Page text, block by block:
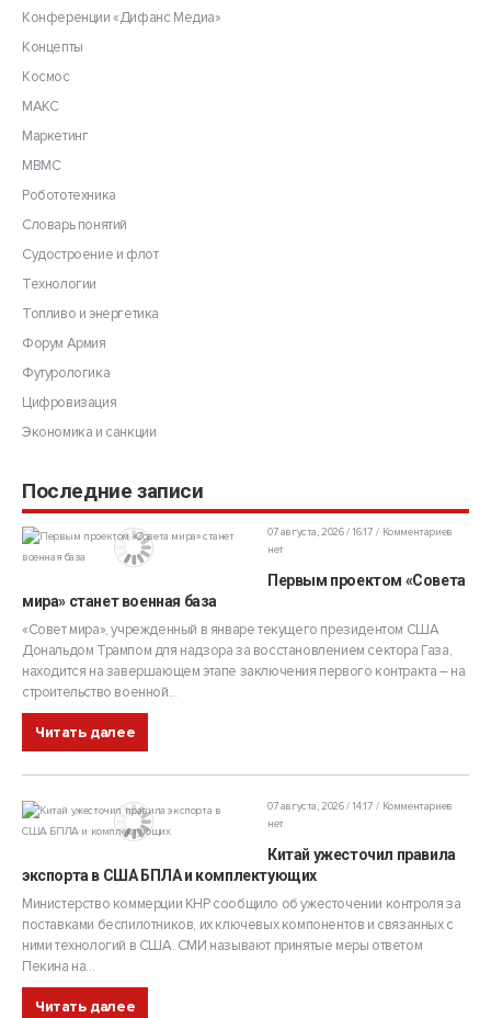
Конференции «Дифанс Медиа»
Концепты
Космос
МАКС
Маркетинг
МВМС
Робототехника
Словарь понятий
Судостроение и флот
Технологии
Топливо и энергетика
Форум Армия
Футурологика
Цифровизация
Экономика и санкции
Последние записи
07 августа, 2026 / 16:17
Комментариев
нет
Первым проектом «Совета
мира» станет военная база
«Совет мира», учрежденный в январе текущего президентом США
Дональдом Трампом для надзора за восстановлением сектора Газа,
находится на завершающем этапе заключения первого контракта – на
строительство военной...
Читать далее
07 августа, 2026 / 14:17
Комментариев
нет
Китай ужесточил правила
экспорта в США БПЛА и комплектующих
Министерство коммерции КНР сообщило об ужесточении контроля за
поставками беспилотников, их ключевых компонентов и связанных с
ними технологий в США. СМИ называют принятые меры ответом
Пекина на...
Читать далее